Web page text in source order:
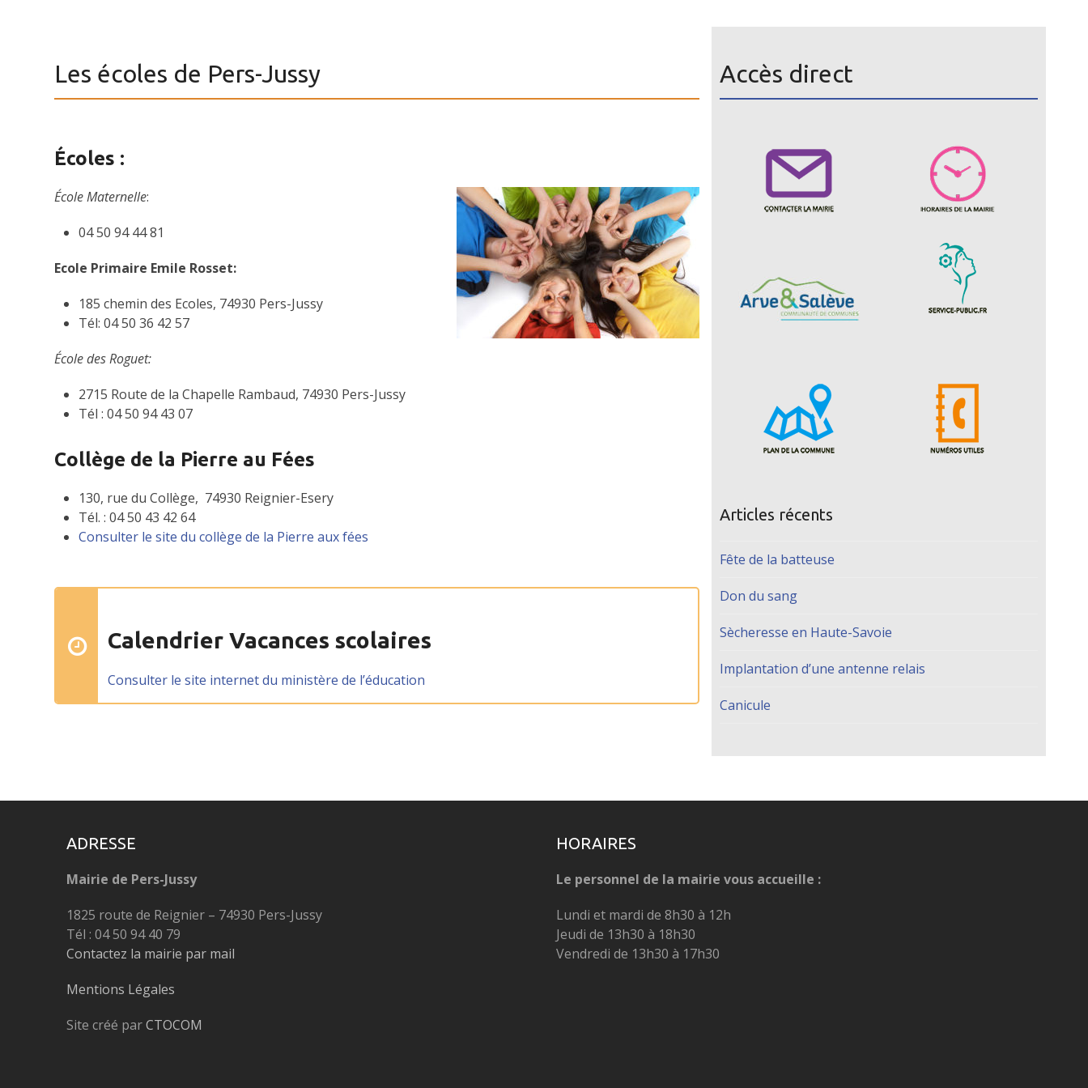
Les écoles de Pers-Jussy
Écoles :
École Maternelle:
04 50 94 44 81
Ecole Primaire Emile Rosset:
185 chemin des Ecoles, 74930 Pers-Jussy
Tél: 04 50 36 42 57
École des Roguet:
2715 Route de la Chapelle Rambaud, 74930 Pers-Jussy
Tél : 04 50 94 43 07
Collège de la Pierre au Fées
130, rue du Collège, 74930 Reignier-Esery
Tél. : 04 50 43 42 64
Consulter le site du collège de la Pierre aux fées
Calendrier Vacances scolaires
Consulter le site internet du ministère de l’éducation
Accès direct
Articles récents
Fête de la batteuse
Don du sang
Sècheresse en Haute-Savoie
Implantation d’une antenne relais
Canicule
ADRESSE
Mairie de Pers-Jussy
1825 route de Reignier – 74930 Pers-Jussy
Tél : 04 50 94 40 79
Contactez la mairie par mail
Mentions Légales
Site créé parCTOCOM
HORAIRES
Le personnel de la mairie vous accueille :
Lundi et mardi de 8h30 à 12h
Jeudi de 13h30 à 18h30
Vendredi de 13h30 à 17h30